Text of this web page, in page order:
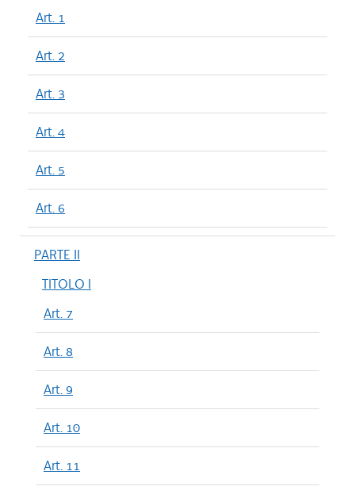
Art. 1
Art. 2
Art. 3
Art. 4
Art. 5
Art. 6
PARTE II
TITOLO I
Art. 7
Art. 8
Art. 9
Art. 10
Art. 11